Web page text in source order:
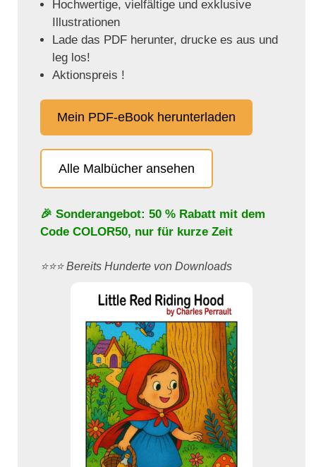
Hochwertige, vielfältige und exklusive
Illustrationen
Lade das PDF herunter, drucke es aus und
leg los!
Aktionspreis !
Mein PDF-eBook herunterladen
Alle Malbücher ansehen
🎉 Sonderangebot: 50 % Rabatt mit dem
Code COLOR50, nur für kurze Zeit
⭐️⭐️⭐️ Bereits Hunderte von Downloads